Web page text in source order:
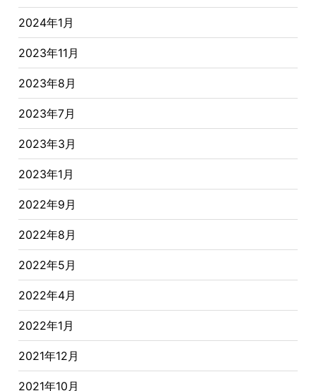
2024年1月
2023年11月
2023年8月
2023年7月
2023年3月
2023年1月
2022年9月
2022年8月
2022年5月
2022年4月
2022年1月
2021年12月
2021年10月